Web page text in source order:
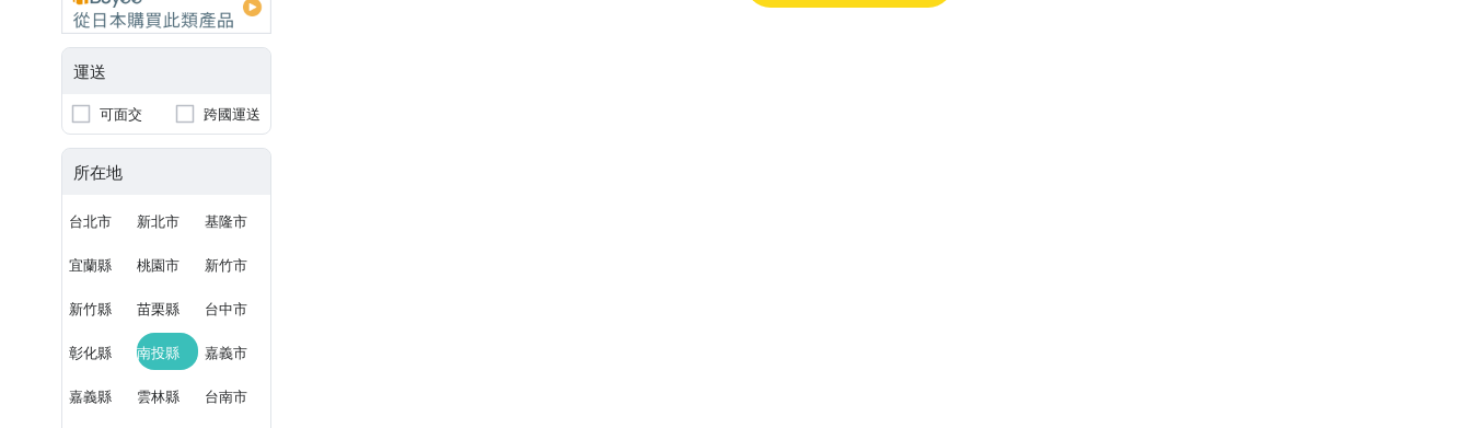
運送
可面交 跨國運送
所在地
台北市 新北市 基隆市
宜蘭縣 桃園市 新竹市
新竹縣 苗栗縣 台中市
彰化縣 南投縣 嘉義市
嘉義縣 雲林縣 台南市